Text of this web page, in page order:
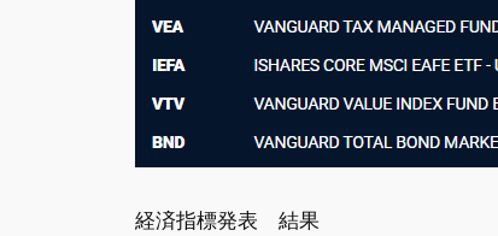
経済指標発表 結果